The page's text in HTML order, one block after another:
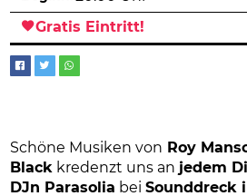
Gratis Eintritt!
Schöne Musiken von Roy
Black kredenzt uns an jedem
DJn Parasolia beiSounddreck